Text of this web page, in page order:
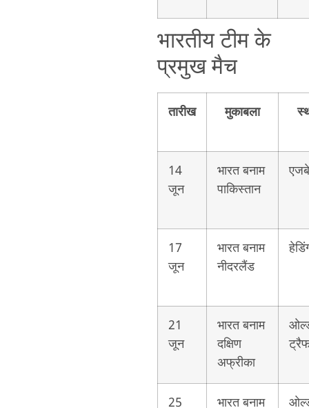
भारतीय टीम के
प्रमुख मैच
तारीख मुकाबला
14
जून
भारत बनाम
पाकिस्तान
17
जून
भारत बनाम
नीदरलैंड
21
जून
भारत बनाम
दक्षिण
अफ्रीका
25
भारत बनाम